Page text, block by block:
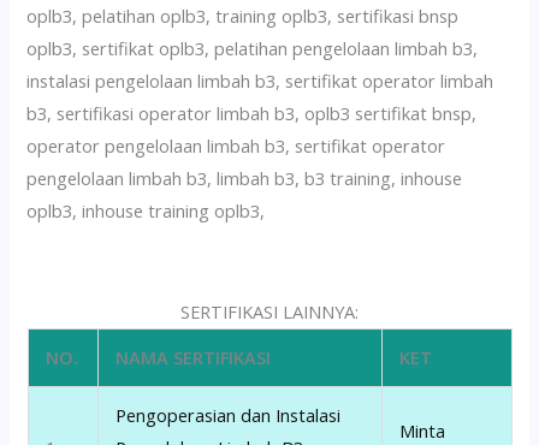
oplb3, pelatihan oplb3, training oplb3, sertifikasi bnsp
oplb3, sertifikat oplb3, pelatihan pengelolaan limbah b3,
instalasi pengelolaan limbah b3, sertifikat operator limbah
b3, sertifikasi operator limbah b3, oplb3 sertifikat bnsp,
operator pengelolaan limbah b3, sertifikat operator
pengelolaan limbah b3, limbah b3, b3 training, inhouse
oplb3, inhouse training oplb3,
SERTIFIKASI LAINNYA:
NO.
NAMA SERTIFIKASI KET
Pengoperasian dan Instalasi
Minta